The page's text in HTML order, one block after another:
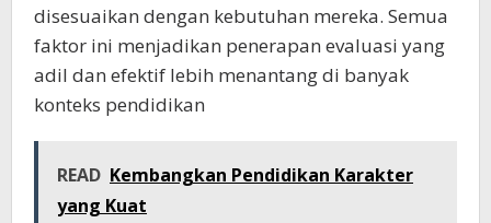
disesuaikan dengan kebutuhan mereka. Semua
faktor ini menjadikan penerapan evaluasi yang
adil dan efektif lebih menantang di banyak
konteks pendidikan
READ Kembangkan Pendidikan Karakter
yang Kuat